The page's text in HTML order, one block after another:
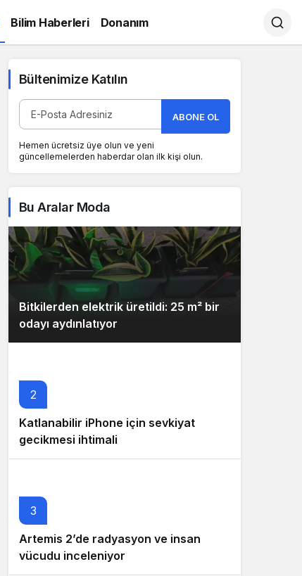
Bilim Haberleri Donanım
Bültenimize Katılın
ABONE OL
Hemen ücretsiz üye olun ve yeni
güncellemelerden haberdar olan ilk kişi olun.
Bu Aralar Moda
Bitkilerden elektrik üretildi: 25 m² bir
odayı aydınlatıyor
2
Katlanabilir iPhone için sevkiyat
gecikmesi ihtimali
3
Artemis 2’de radyasyon ve insan
vücudu inceleniyor